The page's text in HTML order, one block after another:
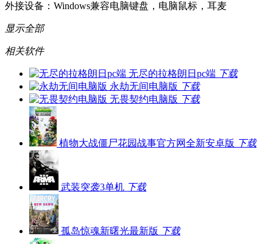
外接设备：Windows兼容电脑键盘，电脑鼠标，耳麦
显示全部
相关软件
无尽的拉格朗日pc端 下载
永劫无间电脑版 下载
无畏契约电脑版 下载
植物大战僵尸花园战事官方网全新安卓版 下载
武装突袭3单机 下载
孤岛惊魂新曙光最新版 下载